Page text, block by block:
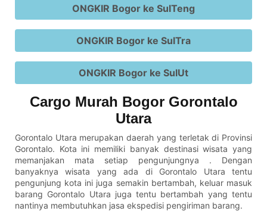
ONGKIR Bogor ke SulTeng
ONGKIR Bogor ke SulTra
ONGKIR Bogor ke SulUt
Cargo Murah Bogor Gorontalo
Utara
Gorontalo Utara merupakan daerah yang terletak di Provinsi
Gorontalo. Kota ini memiliki banyak destinasi wisata yang
memanjakan mata setiap pengunjungnya . Dengan
banyaknya wisata yang ada di Gorontalo Utara tentu
pengunjung kota ini juga semakin bertambah, keluar masuk
barang Gorontalo Utara juga tentu bertambah yang tentu
nantinya membutuhkan jasa ekspedisi pengiriman barang.